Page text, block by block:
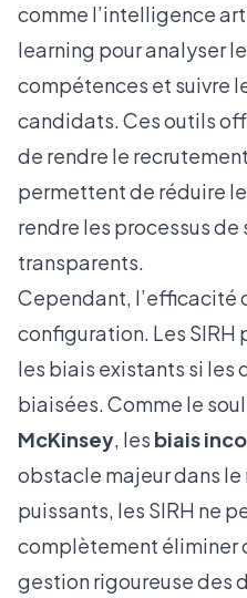
comme l’intelligence
learning pour analyser
compétences et suivre
candidats. Ces outils
de rendre le
permettent de réduire
rendre les processus
transparents.
Cependant, l’efficacité
configuration. Les SIRH
les biais existants si les
biaisées. Comme le
McKinsey, les biais
obstacle majeur dans
puissants, les SIRH ne
complètement éliminer
gestion rigoureuse des